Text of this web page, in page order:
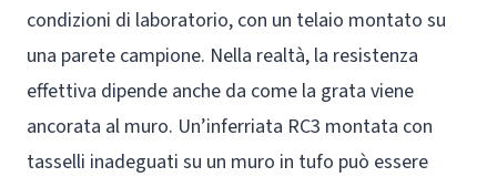
condizioni di laboratorio, con un telaio montato su
una parete campione. Nella realtà, la resistenza
effettiva dipende anche da come la grata viene
ancorata al muro. Un’inferriata RC3 montata con
tasselli inadeguati su un muro in tufo può essere